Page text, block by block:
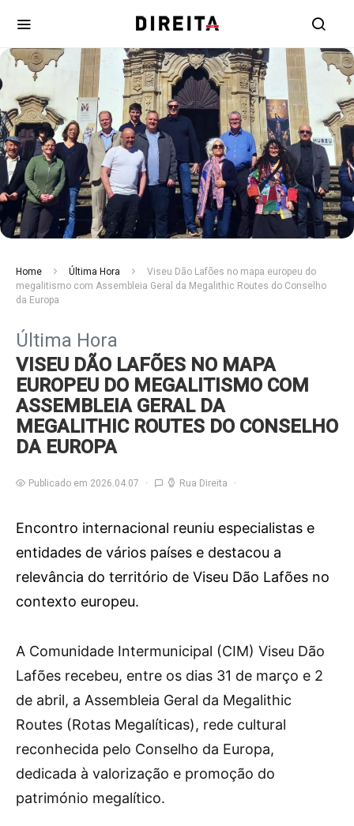
Home Última Hora
Viseu Dão Lafões no mapa europeu do
megalitismo com Assembleia Geral da Megalithic Routes do Conselho
da Europa
Última Hora
VISEU DÃO LAFÕES NO MAPA
EUROPEU DO MEGALITISMO COM
ASSEMBLEIA GERAL DA
MEGALITHIC ROUTES DO CONSELHO
DA EUROPA
Publicado em 2026.04.07 Rua Direita
Encontro internacional reuniu especialistas e
entidades de vários países e destacou a
relevância do território de Viseu Dão Lafões no
contexto europeu.
A Comunidade Intermunicipal (CIM) Viseu Dão
Lafões recebeu, entre os dias 31 de março e 2
de abril, a Assembleia Geral da Megalithic
Routes (Rotas Megalíticas), rede cultural
reconhecida pelo Conselho da Europa,
dedicada à valorização e promoção do
património megalítico.